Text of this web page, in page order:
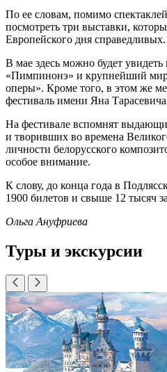
По ее словам, помимо
посмотреть три выставки,
Европейского дня справедливых.
В мае здесь можно будет
«Пимпинонэ» и крупнейший
оперы». Кроме того, в этом же
фестиваль имени Яна
На фестивале вспомнят
и творивших во времена
личности белорусского
особое внимание.
К слову, до конца года в
1900 билетов и свыше 12 тысяч
Ольга Ануфриева
Туры и экскурсии